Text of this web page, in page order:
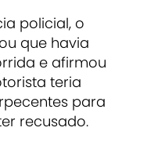
policial, o
que havia
e afirmou
teria
para
recusado.